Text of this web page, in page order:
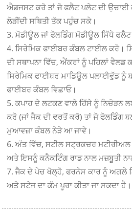
ਐਡਜਸਟ ਕਰੋ ਤਾਂ ਜੋ ਫਲੈਟ ਪਲੇਟ ਦੀ
ਲੋੜੀਂਦੀ ਸਥਿਤੀ ਤੱਕ ਪਹੁੰਚ ਸਕੇ।
3. ਮੋਡੀਊਲ ਜਾਂ ਫੋਲਡਿੰਗ ਮੋਡੀਊਲ ਸਿੱਧੇ
4. ਸਿਰੇਮਿਕ ਫਾਈਬਰ ਕੰਬਲ ਟਾਈਲ ਕਰੋ।
ਦੀ ਸਥਾਪਨਾ ਵਿੱਚ, ਐਂਕਰਾਂ ਨੂੰ ਪਹਿਲਾਂ ਵੈਲਡ
ਸਿਰੇਮਿਕ ਫਾਈਬਰ ਮਾਡਿਊਲ ਪਲਾਈਵੁੱਡ ਨੂੰ
ਫਾਈਬਰ ਕੰਬਲ ਵਿਛਾਓ।
5. ਕਪਾਹ ਦੇ ਲਟਕਣ ਵਾਲੇ ਹਿੱਸੇ ਨੂੰ ਨਿਚੋੜਨ
ਕਰੋ (ਜਾਂ ਜੈਕ ਦੀ ਵਰਤੋਂ ਕਰੋ) ਤਾਂ ਜੋ ਫੋਲਡਿੰਗ
ਮੁਆਵਜ਼ਾ ਕੰਬਲ ਨੇੜੇ ਆ ਜਾਵੇ।
6. ਅੰਤ ਵਿੱਚ, ਸਟੀਲ ਸਟ੍ਰਕਚਰ
ਅਤੇ ਇਸਨੂੰ ਕਨੈਕਟਿੰਗ ਰਾਡ ਨਾਲ ਮਜ਼ਬੂਤੀ
7. ਜੈਕ ਦੇ ਪੇਚ ਖੋਲ੍ਹੋ, ਫਰਨੇਸ ਕਾਰ ਨੂੰ ਅਗਲੇ
ਅਤੇ ਸਟੇਜ ਦਾ ਕੰਮ ਪੂਰਾ ਕੀਤਾ ਜਾ ਸਕਦਾ ਹੈ।